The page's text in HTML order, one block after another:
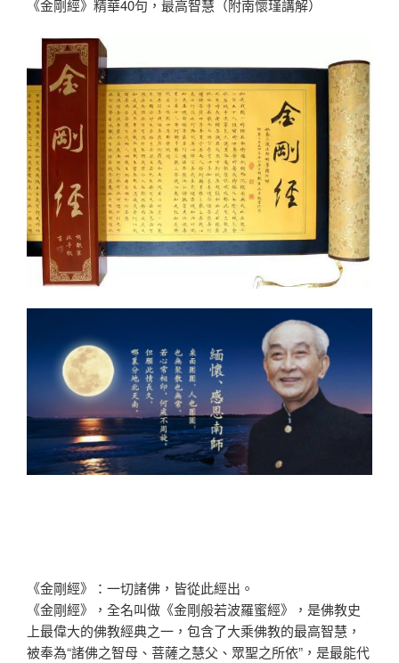
《金剛經》精華40句，最高智慧（附南懷瑾講解）
《金剛經》：一切諸佛，皆從此經出。
《金剛經》，全名叫做《金剛般若波羅蜜經》，是佛教史
上最偉大的佛教經典之一，包含了大乘佛教的最高智慧，
被奉為“諸佛之智母、菩薩之慧父、眾聖之所依”，是最能代